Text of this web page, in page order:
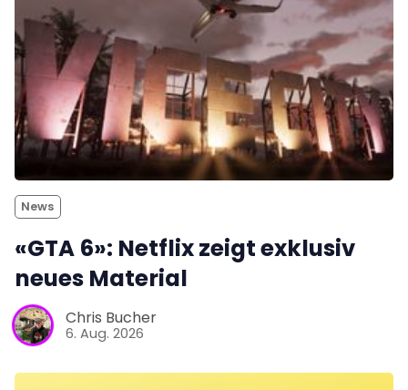
News
«GTA 6»: Netflix zeigt exklusiv
neues Material
Chris Bucher
6. Aug. 2026